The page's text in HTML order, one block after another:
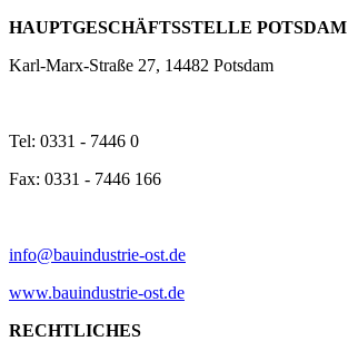
HAUPTGESCHÄFTSSTELLE POTSDAM
Karl-Marx-Straße 27, 14482 Potsdam
Tel: 0331 - 7446 0
Fax: 0331 - 7446 166
info@bauindustrie-ost.de
www.bauindustrie-ost.de
RECHTLICHES